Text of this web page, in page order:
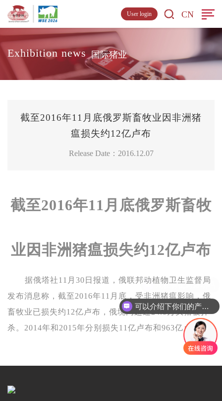
CN
User login
Exhibition news 国际猪业
截至2016年11月底俄罗斯畜牧业因非洲猪
瘟损失约12亿卢布
Release Date：2016.12.07
截至2016年11月底俄罗斯畜牧
业因非洲猪瘟损失约12亿卢布
据俄塔社11月30日报道，俄联邦动植物卫生监督局
发布消息称，截至2016年11月底，受非洲猪瘟影响，俄
畜牧业已损失约12亿卢布，俄境内超过24.8万头猪被扑
杀。2014年和2015年分别损失11亿卢布和963亿卢布。
可以介绍下你们的产品么
现在有优惠活动吗